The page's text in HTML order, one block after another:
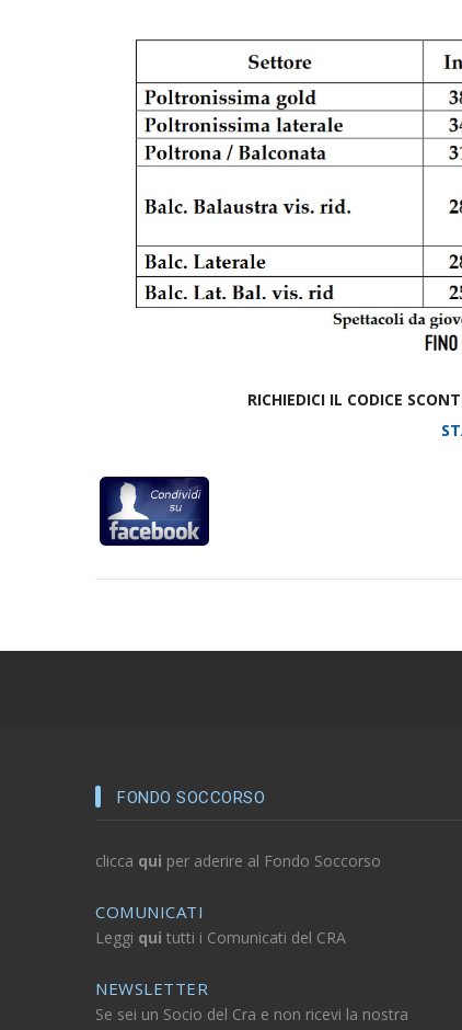
RICHIEDICI IL CODICE
FONDO SOCCORSO
clicca qui per aderire al Fondo Soccorso
COMUNICATI
Leggi qui tutti i Comunicati del CRA
NEWSLETTER
Se sei un Socio del Cra e non ricevi la nostra